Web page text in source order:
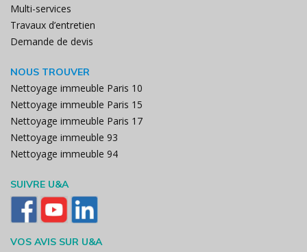
Multi-services
Travaux d’entretien
Demande de devis
NOUS TROUVER
Nettoyage immeuble Paris 10
Nettoyage immeuble Paris 15
Nettoyage immeuble Paris 17
Nettoyage immeuble 93
Nettoyage immeuble 94
SUIVRE U&A
VOS AVIS SUR U&A